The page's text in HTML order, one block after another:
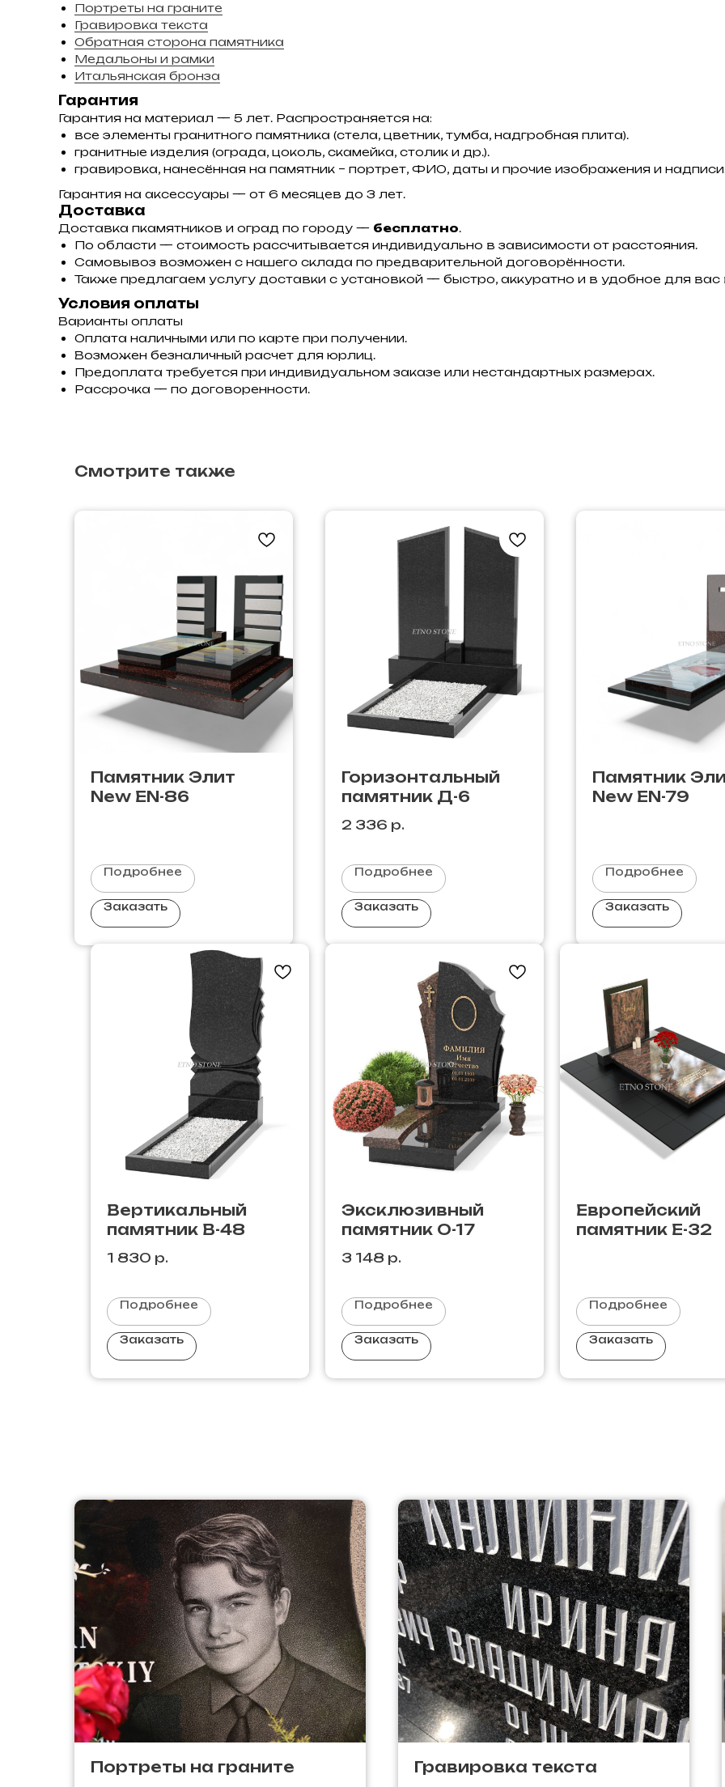
Портреты на граните
Гравировка текста
Обратная сторона памятника
Медальоны и рамки
Итальянская бронза
Гарантия
Гарантия на материал — 5 лет. Распространяется на:
все элементы гранитного памятника (стела, цветник, тумба, надгробная плита).
гранитные изделия (ограда, цоколь, скамейка, столик и др.).
гравировка, нанесённая на памятник – портрет, ФИО, даты и прочие изображения и
Гарантия на аксессуары — от 6 месяцев до 3 лет.
Доставка
Доставка пкамятников и оград по городу — бесплатно.
По области — стоимость рассчитывается индивидуально в зависимости от расстояния.
Самовывоз возможен с нашего склада по предварительной договорённости.
Также предлагаем услугу доставки с установкой — быстро, аккуратно и в удобное для вас
Условия оплаты
Варианты оплаты
Оплата наличными или по карте при получении.
Возможен безналичный расчет для юрлиц.
Предоплата требуется при индивидуальном заказе или нестандартных размерах.
Рассрочка — по договоренности.
Смотрите также
Памятник Элит
New EN-86
Подробнее
Заказать
Горизонтальный
памятник Д-6
2 336 р.
Подробнее
Заказать
Памятник
New EN-79
Подробнее
Заказать
Вертикальный
памятник В-48
1 830 р.
Подробнее
Заказать
Эксклюзивный
памятник О-17
3 148 р.
Подробнее
Заказать
Европейский
памятник E-32
Подробнее
Заказать
Портреты на граните Гравировка текста